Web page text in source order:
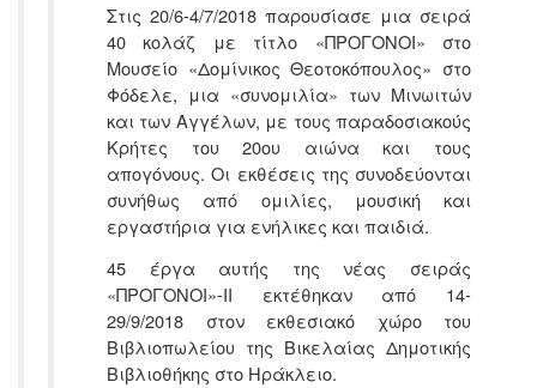
Στις 20/6-4/7/2018 παρουσίασε μια σειρά
40 κολάζ με τίτλο «ΠΡΟΓΟΝΟΙ» στο
Μουσείο «Δομίνικος Θεοτοκόπουλος» στο
Φόδελε, μια «συνομιλία» των Μινωιτών
και των Αγγέλων, με τους παραδοσιακούς
Κρήτες του 20ου αιώνα και τους
απογόνους. Οι εκθέσεις της συνοδεύονται
συνήθως από ομιλίες, μουσική και
εργαστήρια για ενήλικες και παιδιά.
45 έργα αυτής της νέας σειράς
«ΠΡΟΓΟΝΟΙ»-ΙΙ εκτέθηκαν από 14-
29/9/2018 στον εκθεσιακό χώρο του
Βιβλιοπωλείου της Βικελαίας Δημοτικής
Βιβλιοθήκης στο Ηράκλειο.